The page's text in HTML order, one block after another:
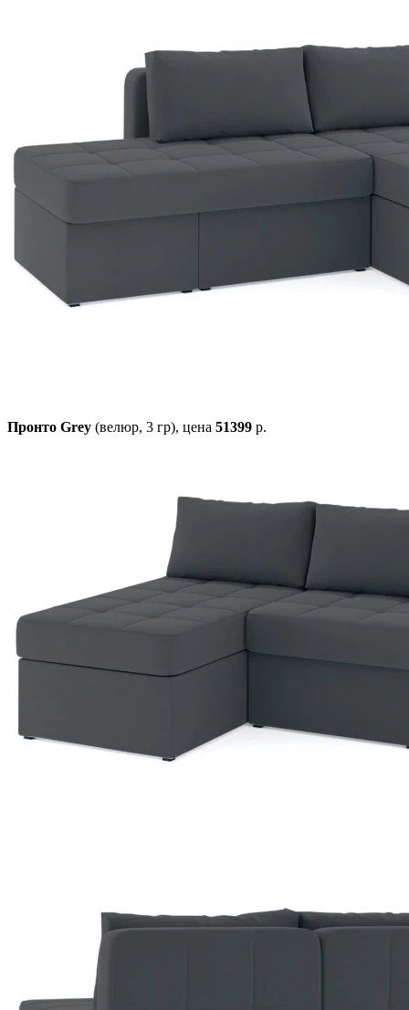
Пронто Grey (велюр, 3 гр), цена 51399 р.